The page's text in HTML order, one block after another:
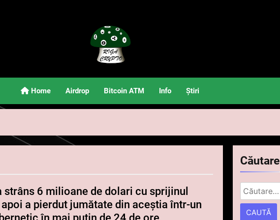
Riga Crypto
Știri Și Informații Despre Criptomonede.
Home Airdrop Bitcoin ATM Info Știri
strâns 6 milioane de dolari cu sprijinul
apoi a pierdut jumătate din aceștia într-un
Căutare
Caută
după: